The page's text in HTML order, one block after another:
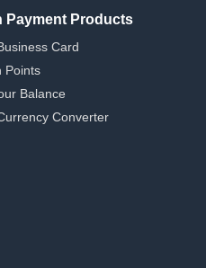
Payment Products
Card
Points
Balance
Converter